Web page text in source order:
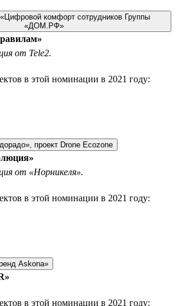
комфорт сотрудников Группы
«ДОМ.РФ»
от Tele2.
в этой номинации в 2021 году:
проект Drone Ecozone
от «Норникеля».
в этой номинации в 2021 году:
Askona»
в этой номинации в 2021 году: